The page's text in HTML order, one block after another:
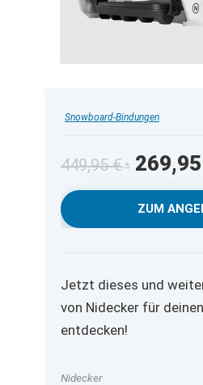
Snowboard-Bindungen
449,95€
Preis
war:
269,95
ZUM
Jetzt dieses und
von Nidecker für
entdecken!
Nidecker